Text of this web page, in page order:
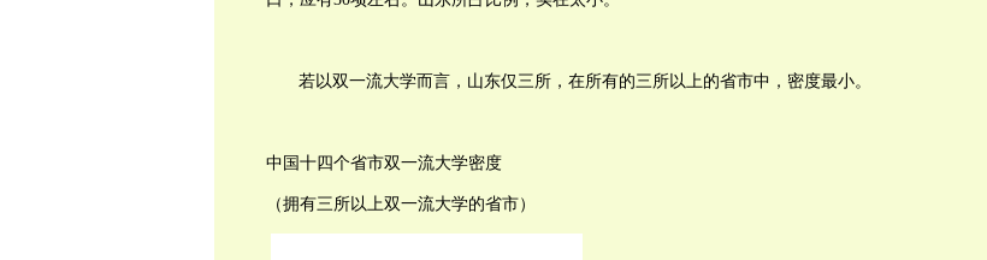
若以双一流大学而言，山东仅三所，在所有的三所以上的省市中，密度最小。
中国十四个省市双一流大学密度
（拥有三所以上双一流大学的省市）